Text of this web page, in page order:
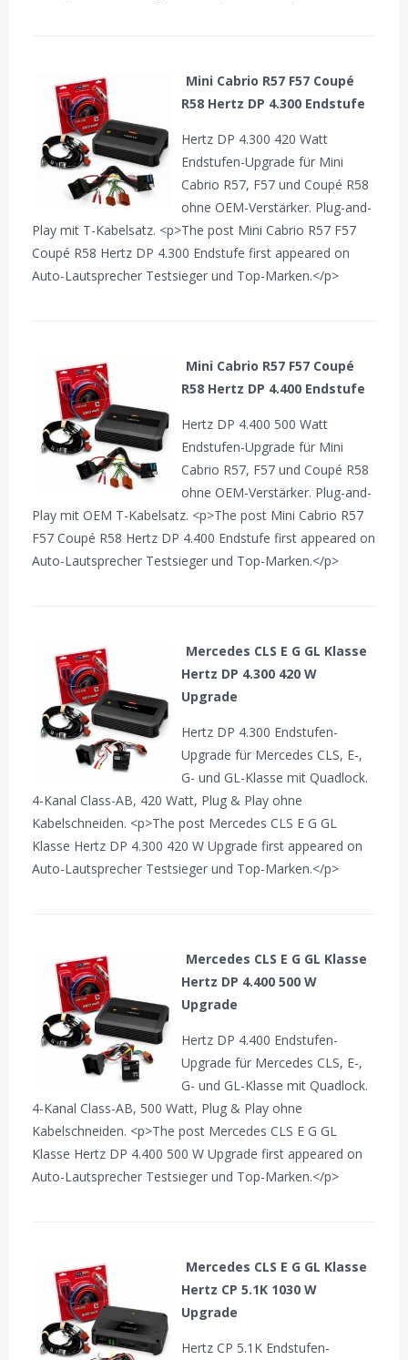
Mini Cabrio R57 F57 Coupé
R58 Hertz DP 4.300 Endstufe
Hertz DP 4.300 420 Watt
Endstufen-Upgrade für Mini
Cabrio R57, F57 und Coupé R58
ohne OEM-Verstärker. Plug-and-
Play mit T-Kabelsatz. <p>The post Mini Cabrio R57 F57
Coupé R58 Hertz DP 4.300 Endstufe first appeared on
Auto-Lautsprecher Testsieger und Top-Marken.</p>
Mini Cabrio R57 F57 Coupé
R58 Hertz DP 4.400 Endstufe
Hertz DP 4.400 500 Watt
Endstufen-Upgrade für Mini
Cabrio R57, F57 und Coupé R58
ohne OEM-Verstärker. Plug-and-
Play mit OEM T-Kabelsatz. <p>The post Mini Cabrio R57
F57 Coupé R58 Hertz DP 4.400 Endstufe first appeared on
Auto-Lautsprecher Testsieger und Top-Marken.</p>
Mercedes CLS E G GL Klasse
Hertz DP 4.300 420 W
Upgrade
Hertz DP 4.300 Endstufen-
Upgrade für Mercedes CLS, E-,
G- und GL-Klasse mit Quadlock.
4-Kanal Class-AB, 420 Watt, Plug & Play ohne
Kabelschneiden. <p>The post Mercedes CLS E G GL
Klasse Hertz DP 4.300 420 W Upgrade first appeared on
Auto-Lautsprecher Testsieger und Top-Marken.</p>
Mercedes CLS E G GL Klasse
Hertz DP 4.400 500 W
Upgrade
Hertz DP 4.400 Endstufen-
Upgrade für Mercedes CLS, E-,
G- und GL-Klasse mit Quadlock.
4-Kanal Class-AB, 500 Watt, Plug & Play ohne
Kabelschneiden. <p>The post Mercedes CLS E G GL
Klasse Hertz DP 4.400 500 W Upgrade first appeared on
Auto-Lautsprecher Testsieger und Top-Marken.</p>
Mercedes CLS E G GL Klasse
Hertz CP 5.1K 1030 W
Upgrade
Hertz CP 5.1K Endstufen-